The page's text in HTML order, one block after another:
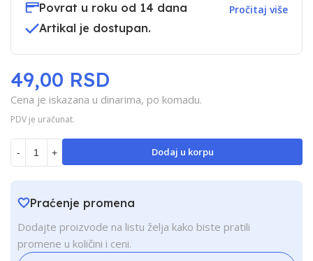
Povrat u roku od 14 dana
Pročitaj više
Artikal je dostupan.
Cena je iskazana u dinarima, po komadu.
PDV je uračunat.
49,00 RSD
- + Dodaj u korpu
Praćenje promena
Dodajte proizvode na listu želja kako biste pratili
promene u količini i ceni.